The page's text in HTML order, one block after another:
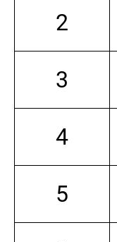
2
3
4
5